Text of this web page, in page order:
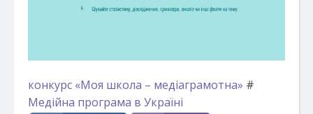
конкурс «Моя школа – медіаграмотна» #
Медійна програма в Україні